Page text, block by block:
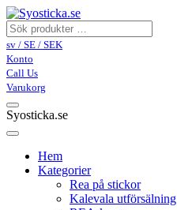
sv / SE / SEK
Konto
Call Us
Varukorg
Syosticka.se
Hem
Kategorier
Rea på stickor
Kalevala utförsälning